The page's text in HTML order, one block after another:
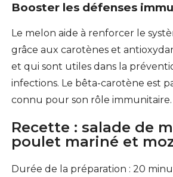
Booster les défenses
Le melon aide à renforcer le
grâce aux carotènes et
et qui sont utiles dans la
infections. Le bêta-carotène est
connu pour son rôle immunitaire.
Recette : salade de
poulet mariné et
Durée de la préparation : 20